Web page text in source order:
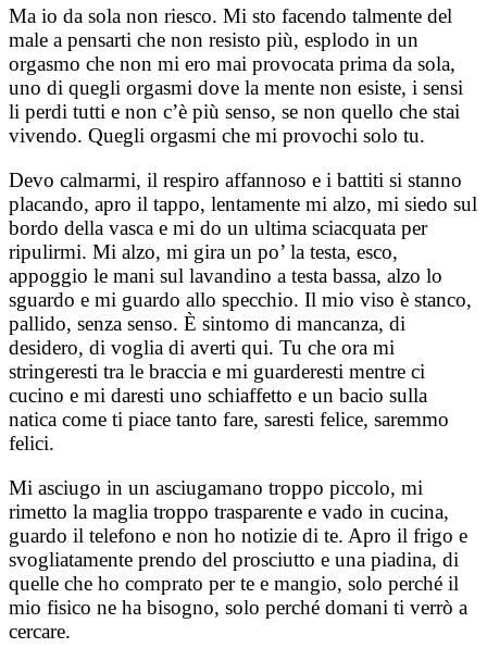
Ma io da sola non riesco. Mi sto facendo talmente del
male a pensarti che non resisto più, esplodo in un
orgasmo che non mi ero mai provocata prima da sola,
uno di quegli orgasmi dove la mente non esiste, i sensi
li perdi tutti e non c’è più senso, se non quello che stai
vivendo. Quegli orgasmi che mi provochi solo tu.
Devo calmarmi, il respiro affannoso e i battiti si stanno
placando, apro il tappo, lentamente mi alzo, mi siedo sul
bordo della vasca e mi do un ultima sciacquata per
ripulirmi. Mi alzo, mi gira un po’ la testa, esco,
appoggio le mani sul lavandino a testa bassa, alzo lo
sguardo e mi guardo allo specchio. Il mio viso è stanco,
pallido, senza senso. È sintomo di mancanza, di
desidero, di voglia di averti qui. Tu che ora mi
stringeresti tra le braccia e mi guarderesti mentre ci
cucino e mi daresti uno schiaffetto e un bacio sulla
natica come ti piace tanto fare, saresti felice, saremmo
felici.
Mi asciugo in un asciugamano troppo piccolo, mi
rimetto la maglia troppo trasparente e vado in cucina,
guardo il telefono e non ho notizie di te. Apro il frigo e
svogliatamente prendo del prosciutto e una piadina, di
quelle che ho comprato per te e mangio, solo perché il
mio fisico ne ha bisogno, solo perché domani ti verrò a
cercare.